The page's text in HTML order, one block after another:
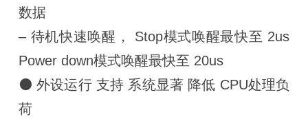
数据
– 待机快速唤醒， Stop模式唤醒最快至 2us
Power down模式唤醒最快至 20us
⚫ 外设运行 支持 系统显著 降低 CPU处理负
荷